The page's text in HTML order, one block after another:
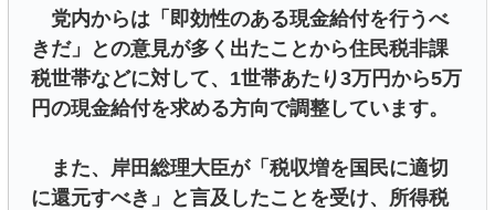
党内からは「即効性のある現金給付を行うべ
きだ」との意見が多く出たことから住民税非課
税世帯などに対して、1世帯あたり3万円から5万
円の現金給付を求める方向で調整しています。
また、岸田総理大臣が「税収増を国民に適切
に還元すべき」と言及したことを受け、所得税